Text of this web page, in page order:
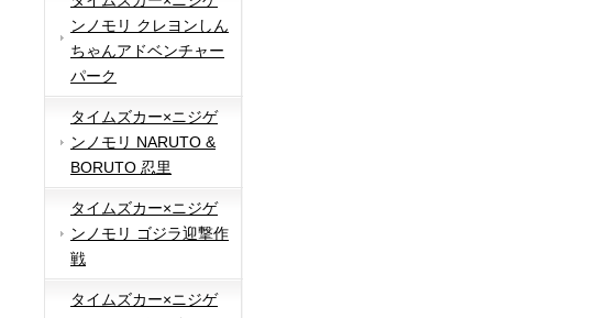
ンノモリ クレヨンしん
ちゃんアドベンチャー
パーク
タイムズカー×ニジゲ
ンノモリ NARUTO &
BORUTO 忍里
タイムズカー×ニジゲ
ンノモリ ゴジラ迎撃作
戦
タイムズカー×ニジゲ